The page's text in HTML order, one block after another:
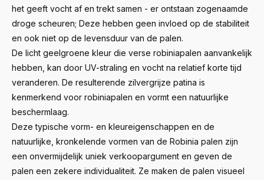
het geeft vocht af en trekt samen - er ontstaan ​​zogenaamde
droge scheuren; Deze hebben geen invloed op de stabiliteit
en ook niet op de levensduur van de palen.
De licht geelgroene kleur die verse robiniapalen aanvankelijk
hebben, kan door UV-straling en vocht na relatief korte tijd
veranderen. De resulterende zilvergrijze patina is
kenmerkend voor robiniapalen en vormt een natuurlijke
beschermlaag.
Deze typische vorm- en kleureigenschappen en de
natuurlijke, kronkelende vormen van de Robinia palen zijn
een onvermijdelijk uniek verkoopargument en geven de
palen een zekere individualiteit. Ze maken de palen visueel